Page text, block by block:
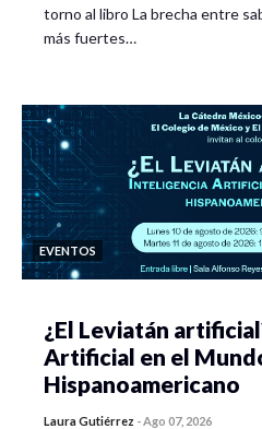
torno al libro La brecha entre
más fuertes…
EVENTOS
¿El Leviatán
Artificial en el
Hispanoamericano
Laura Gutiérrez -Ago 07, 2026